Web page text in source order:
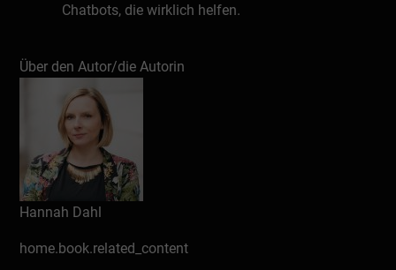
Chatbots, die wirklich helfen.
Schreiben Sie eine Rezension
Über den Autor/die Autorin
Hannah Dahl
home.book.related_content